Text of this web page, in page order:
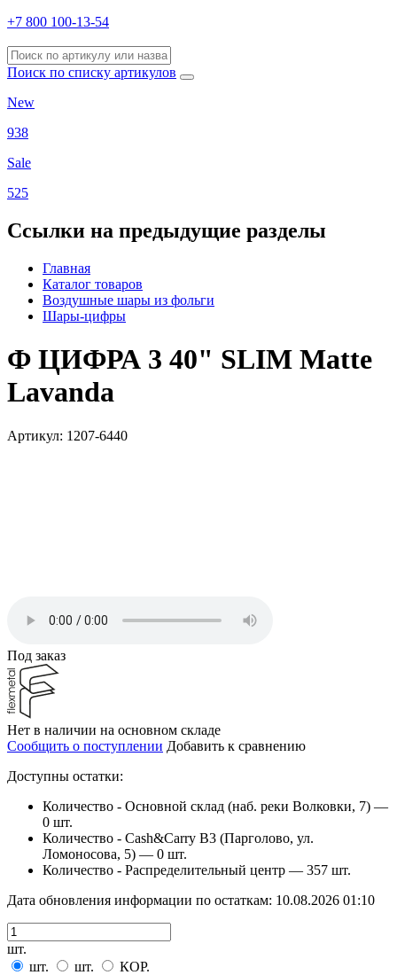
+7 800 100-13-54
Поиск по списку артикулов
New
938
Sale
525
Ссылки на предыдущие разделы
Главная
Каталог товаров
Воздушные шары из фольги
Шары-цифры
Ф ЦИФРА 3 40" SLIM Matte
Lavanda
Артикул: 1207-6440
Под заказ
Нет в наличии на основном складе
Сообщить о поступлении Добавить к сравнению
Доступны остатки:
Количество - Основной склад (наб. реки Волковки, 7) —
0 шт.
Количество - Cash&Carry B3 (Парголово, ул.
Ломоносова, 5) — 0 шт.
Количество - Распределительный центр — 357 шт.
Дата обновления информации по остаткам: 10.08.2026 01:10
шт.
шт.
шт.
КОР.